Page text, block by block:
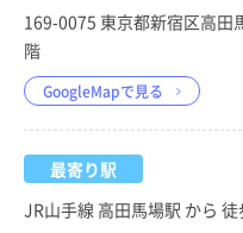
169-0075 東京都新宿区高田
階
GoogleMapで見る
最寄り駅
JR山手線 高田馬場駅 から